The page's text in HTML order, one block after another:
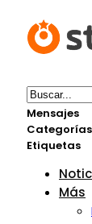
Mensajes
Categorías
Etiquetas
Más